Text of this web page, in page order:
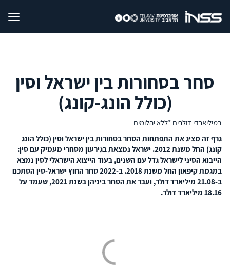
סחר בסחורות בין ישראל וסין
(כולל הונג-קונג)
במיליארדי דולרים *ללא יהלומים
גרף זה מציג את התפתחות הסחר בסחורות בין ישראל וסין (כולל הונג
קונג) החל משנת 2012. ישראל נמצאת בגירעון מסחרי מעמיק עם סין:
הייבוא הסיני לישראל גדל עם השנים, בעוד הייצוא הישראלי לסין נמצא
במגמת קיפאון החל משנת 2018. ב-2022 סחר החוץ ישראל-סין הסתכם
ב-21.08 מיליארד דולר, ועבר את הסחר ביניהן בשנת 2021, שעמד על
18.16 מיליארד דולר.